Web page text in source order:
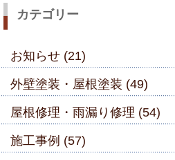
カテゴリー
お知らせ (21)
外壁塗装・屋根塗装 (49)
屋根修理・雨漏り修理 (54)
施工事例 (57)